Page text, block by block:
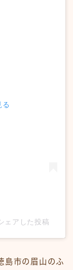
ェアした投稿
島市の眉山のふ